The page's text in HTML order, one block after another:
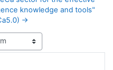
knowledge and tools"
→